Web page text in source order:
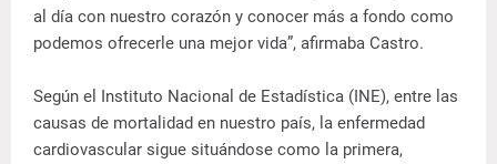
al día con nuestro corazón y conocer más a fondo como
podemos ofrecerle una mejor vida”, afirmaba Castro.
Según el Instituto Nacional de Estadística (INE), entre las
causas de mortalidad en nuestro país, la enfermedad
cardiovascular sigue situándose como la primera,